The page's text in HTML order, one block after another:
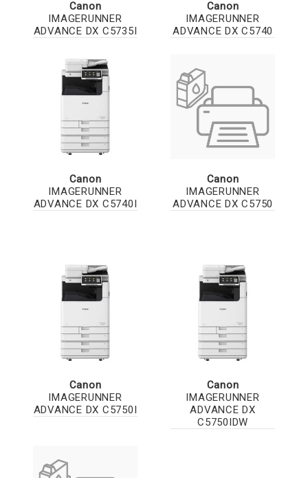
Canon
IMAGERUNNER
ADVANCE DX C5735I
Canon
IMAGERUNNER
ADVANCE DX C5740
Canon
IMAGERUNNER
ADVANCE DX C5740I
Canon
IMAGERUNNER
ADVANCE DX C5750
Canon
IMAGERUNNER
ADVANCE DX C5750I
Canon
IMAGERUNNER
ADVANCE DX
C5750IDW